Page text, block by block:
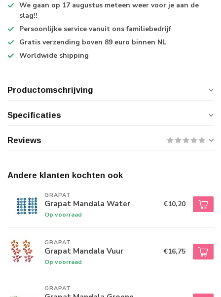
We gaan op 17 augustus meteen weer voor je aan de
slag!!
Persoonlijke service vanuit ons familiebedrijf
Gratis verzending boven 89 euro binnen NL
Worldwide shipping
Productomschrijving
Specificaties
Reviews
Andere klanten kochten ook
GRAPAT
Grapat Mandala Water
Op voorraad
€10,20
GRAPAT
Grapat Mandala Vuur
Op voorraad
€16,75
GRAPAT